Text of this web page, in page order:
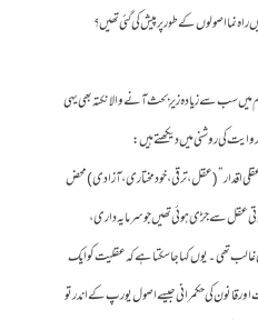
نما اصولوں کے طور پر پیش کی گئی تھیں؟
میں سب سے زیادہ زیرِ بحث آنے والا نکتہ بھی یہی
کی روشنی میں دیکھتے ہیں:
اقدار” (عقل، ترقی، خودمختاری، آزادی) محض
عقل سے جڑی ہوئی تھیں جو سرمایہ داری،
غالب تھی۔ یوں کہا جا سکتا ہے کہ عقلیت کو ایک
قانون کی حکمرانی جیسے اصول یورپ کے اندر تو